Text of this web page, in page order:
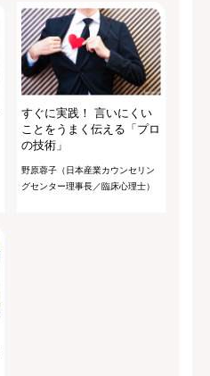
すぐに実践！ 言いにくい
ことをうまく伝える「プロ
の技術」
野原蓉子（日本産業カウンセリン
グセンター理事長／臨床心理士）